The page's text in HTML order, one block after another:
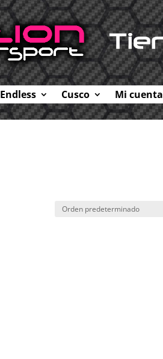
Endless Cusco Mi cuenta